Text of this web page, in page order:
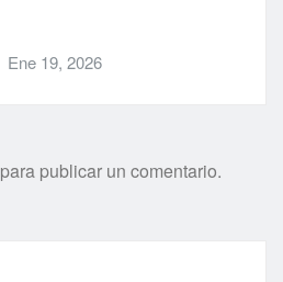
Ene 19, 2026
para publicar un comentario.